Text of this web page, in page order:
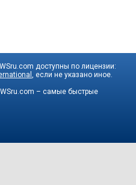
доступны по лицензии:
, если не указано иное.
– самые быстрые